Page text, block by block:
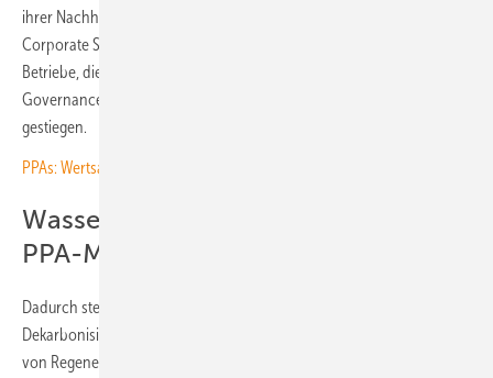
ihrer Nachhaltigkeit. Denn aufgrund der 2023 in Kraft getretenen
Corporate Sustainability Reporting Directive (CSRD) ist die Zahl der
Betriebe, die berichtspflichtigen hinsichtlich der Umwelt-, Sozial und
Governance-Aspekte (ESG) sind, von 500 auf 15.000 Unternehmen
gestiegen.
PPAs: Wertsache Wind und Sonne
Wasserstoffelektrolyse treibt den
PPA-Markt
Dadurch steigt der Druck auf diese Unternehmen, die eigene
Dekarbonisierung voranzutreiben – unter anderem mit der Nutzung
von Regenerativstrom. Sie werden auch immer wichtiger für